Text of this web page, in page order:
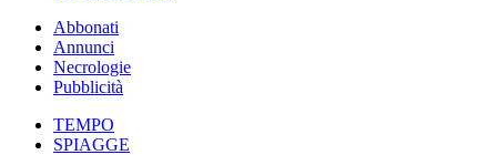
Abbonati
Annunci
Necrologie
Pubblicità
TEMPO
SPIAGGE